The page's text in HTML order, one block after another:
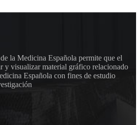
la Medicina Española permite que el
y visualizar material gráfico relacionado
Española con fines de estudio